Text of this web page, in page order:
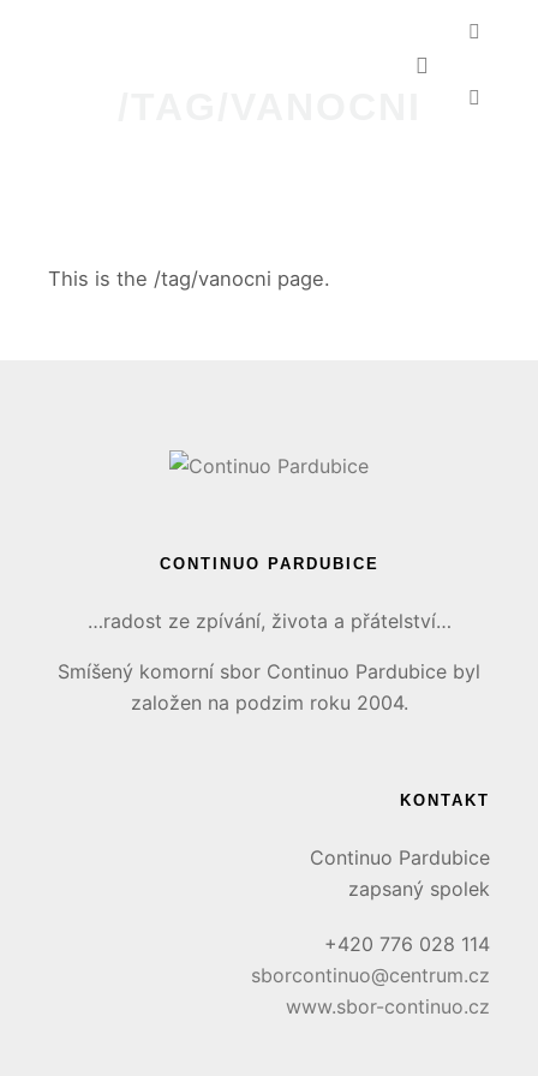
Hlavní
This is the /tag/vanocni page.
CONTINUO PARDUBICE
…radost ze zpívání, života a přátelství…
Smíšený komorní sbor Continuo Pardubice byl
založen na podzim roku 2004.
KONTAKT
Continuo Pardubice
zapsaný spolek
+420 776 028 114
sborcontinuo@centrum.cz
www.sbor-continuo.cz